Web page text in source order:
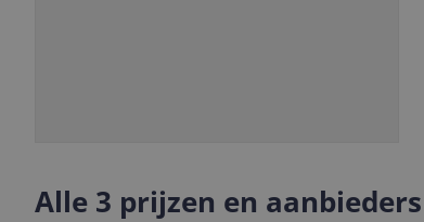
Alle 3 prijzen en aanbieders